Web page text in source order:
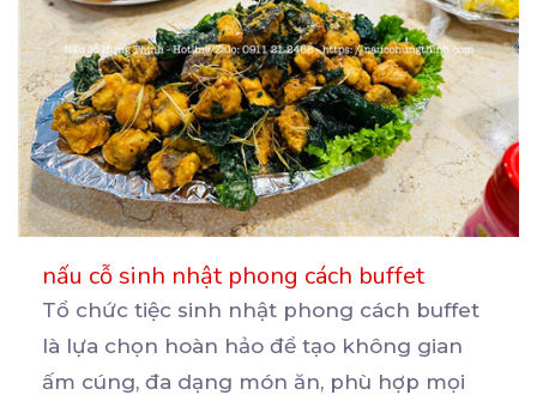
nấu cỗ sinh nhật phong cách buffet
Tổ chức tiệc sinh nhật phong cách buffet
là lựa chọn hoàn hảo để tạo không gian
ấm cúng, đa dạng món ăn, phù hợp mọi